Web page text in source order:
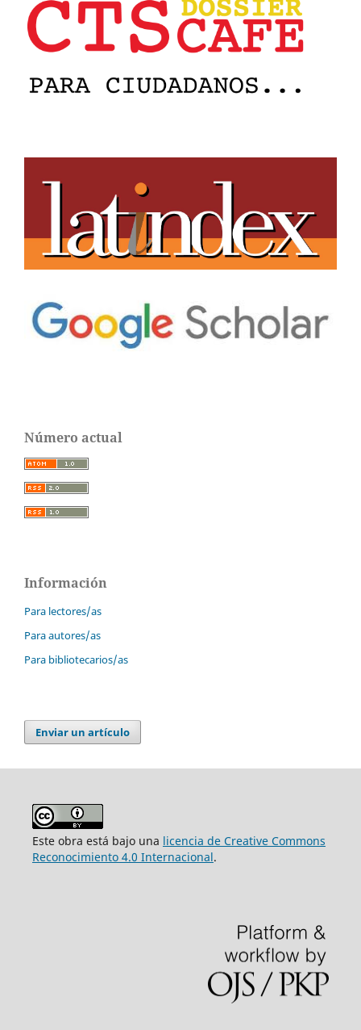
Número actual
Información
Para lectores/as
Para autores/as
Para bibliotecarios/as
Enviar un artículo
Este obra está bajo una licencia de Creative Commons
Reconocimiento 4.0 Internacional.